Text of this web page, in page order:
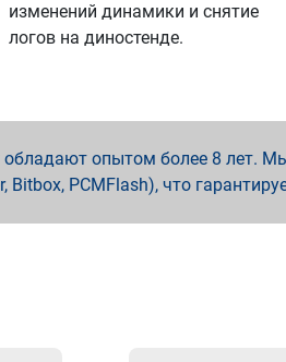
изменений динамики и снятие
логов на диностенде.
опытом более 8 лет.
Bitbox, PCMFlash), что